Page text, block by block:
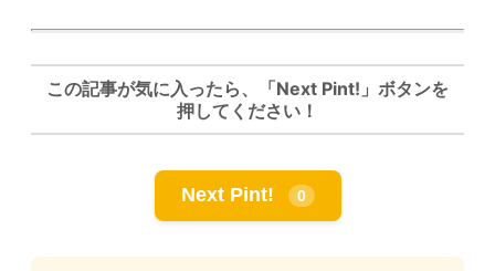
この記事が気に入ったら、「Next Pint!」ボタンを
押してください！
Next Pint! 0